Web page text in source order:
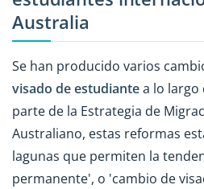
Australia
Se han producido varios
visado de estudiantea lo largo
parte de la Estrategia de
Australiano, estas reformas
lagunas que permiten la
permanente', o 'cambio de